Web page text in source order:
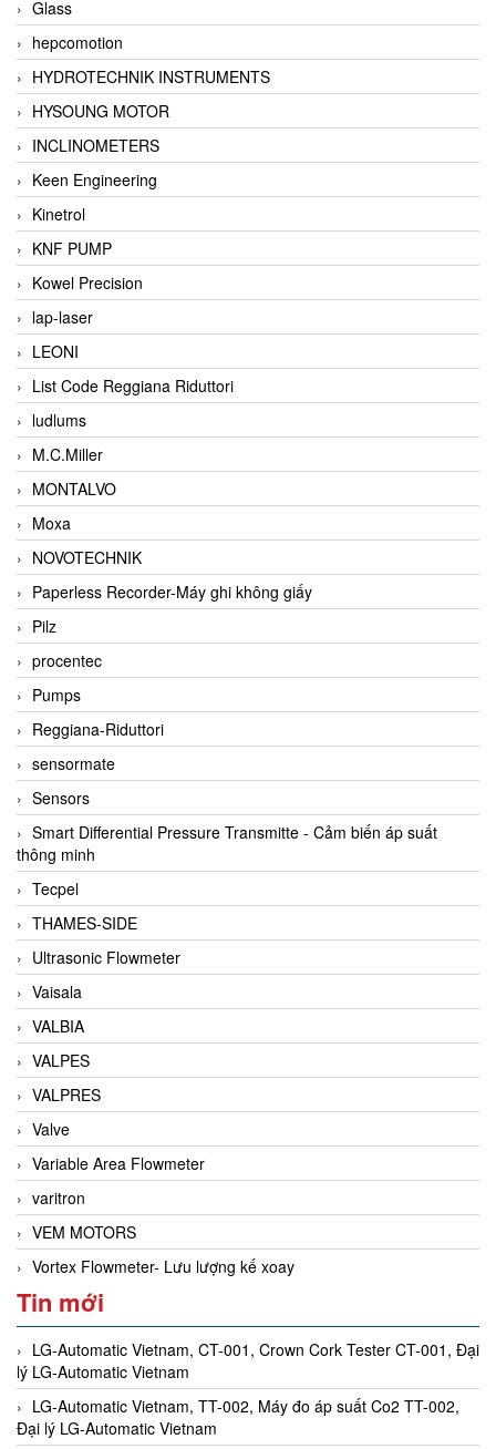
Glass
hepcomotion
HYDROTECHNIK INSTRUMENTS
HYSOUNG MOTOR
INCLINOMETERS
Keen Engineering
Kinetrol
KNF PUMP
Kowel Precision
lap-laser
LEONI
List Code Reggiana Riduttori
ludlums
M.C.Miller
MONTALVO
Moxa
NOVOTECHNIK
Paperless Recorder-Máy ghi không giấy
Pilz
procentec
Pumps
Reggiana-Riduttori
sensormate
Sensors
Smart Differential Pressure Transmitte - Cảm biến áp suất
thông minh
Tecpel
THAMES-SIDE
Ultrasonic Flowmeter
Vaisala
VALBIA
VALPES
VALPRES
Valve
Variable Area Flowmeter
varitron
VEM MOTORS
Vortex Flowmeter- Lưu lượng kế xoay
Tin mới
LG-Automatic Vietnam, CT-001, Crown Cork Tester CT-001, Đại
lý LG-Automatic Vietnam
LG-Automatic Vietnam, TT-002, Máy đo áp suất Co2 TT-002,
Đại lý LG-Automatic Vietnam